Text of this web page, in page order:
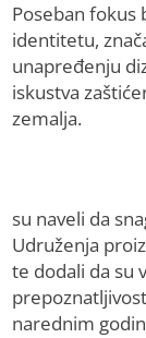
Poseban fokus
identitetu,
unapređenju
iskustva
zemalja.
su naveli da
Udruženja
te dodali da su
narednim